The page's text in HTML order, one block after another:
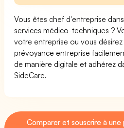
Vous êtes chef d'entreprise
services médico-techniques ?
votre entreprise ou vous
prévoyance entreprise
de manière digitale et adhérez
SideCare.
Comparer et souscrire à